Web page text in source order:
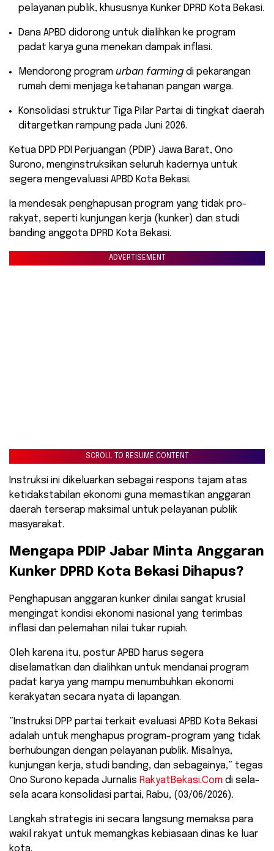
pelayanan publik, khususnya Kunker DPRD Kota Bekasi.
​Dana APBD didorong untuk dialihkan ke program
padat karya guna menekan dampak inflasi.
​Mendorong program urban farming di pekarangan
rumah demi menjaga ketahanan pangan warga.
​Konsolidasi struktur Tiga Pilar Partai di tingkat daerah
ditargetkan rampung pada Juni 2026.
Ketua DPD PDI Perjuangan (PDIP) Jawa Barat, Ono
Surono, menginstruksikan seluruh kadernya untuk
segera mengevaluasi APBD Kota Bekasi.
Ia mendesak penghapusan program yang tidak pro-
rakyat, seperti kunjungan kerja (kunker) dan studi
banding anggota DPRD Kota Bekasi.
ADVERTISEMENT
SCROLL TO RESUME CONTENT
Instruksi ini dikeluarkan sebagai respons tajam atas
ketidakstabilan ekonomi guna memastikan anggaran
daerah terserap maksimal untuk pelayanan publik
masyarakat.
​Mengapa PDIP Jabar Minta Anggaran
Kunker DPRD Kota Bekasi Dihapus?
​Penghapusan anggaran kunker dinilai sangat krusial
mengingat kondisi ekonomi nasional yang terimbas
inflasi dan pelemahan nilai tukar rupiah.
Oleh karena itu, postur APBD harus segera
diselamatkan dan dialihkan untuk mendanai program
padat karya yang mampu menumbuhkan ekonomi
kerakyatan secara nyata di lapangan.
​”Instruksi DPP partai terkait evaluasi APBD Kota Bekasi
adalah untuk menghapus program-program yang tidak
berhubungan dengan pelayanan publik. Misalnya,
kunjungan kerja, studi banding, dan sebagainya,” tegas
Ono Surono kepada Jurnalis RakyatBekasi.Com di sela-
sela acara konsolidasi partai, Rabu, (03/06/2026).
​Langkah strategis ini secara langsung memaksa para
wakil rakyat untuk memangkas kebiasaan dinas ke luar